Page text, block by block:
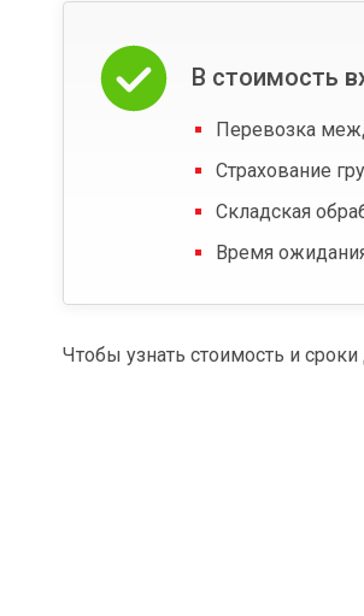
В стоимость
Перевозка
Страхование
Складская
Время
Чтобы узнать стоимость и